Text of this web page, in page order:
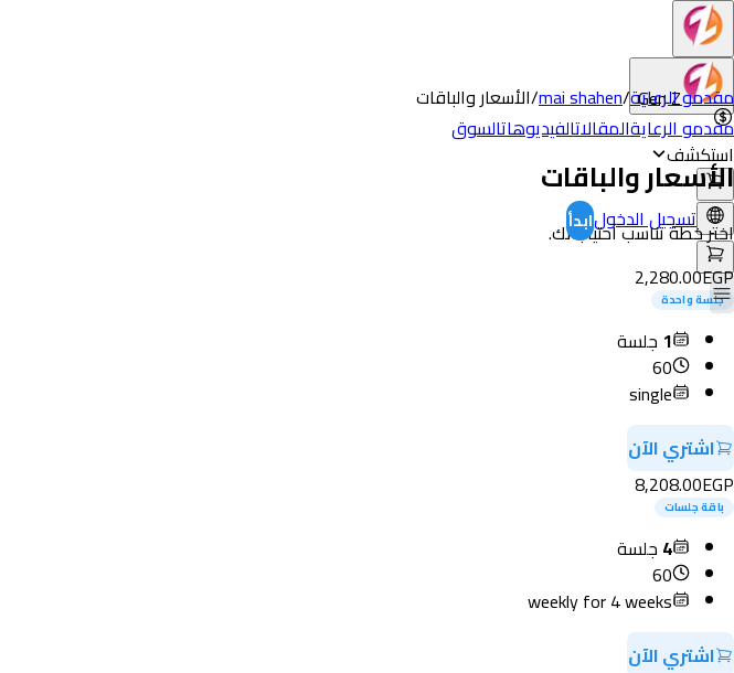
Gen Z
مقدمو الرعايةالمقالاتالفيديوهاتالسوق
استكشف
تسجيل الدخولابدأ
مقدمو الرعاية/
mai shahen
/الأسعار والباقات
الأسعار والباقات
اختر خطة تناسب احتياجاتك.
2,280.00EGP
جلسة واحدة
1 جلسة
60
single
اشتري الآن
8,208.00EGP
باقة جلسات
4 جلسة
60
weekly for 4 weeks
اشتري الآن